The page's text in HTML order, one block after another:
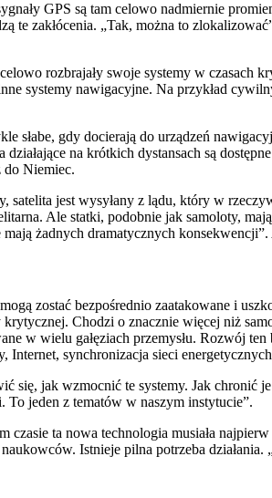
GPS są tam celowo nadmiernie
zakłócenia. „Tak, można to
rozbrajały swoje systemy w czasach
systemy nawigacyjne. Na przykład
słabe, gdy docierają do urządzeń
na krótkich dystansach są
do Niemiec.
satelita jest wysyłany z lądu, który w
Ale statki, podobnie jak samoloty,
żadnych dramatycznych
zostać bezpośrednio zaatakowane i
Chodzi o znacznie więcej niż
w wielu gałęziach przemysłu. Rozwój
synchronizacja sieci
się, jak wzmocnić te systemy. Jak
jeden z tematów w naszym instytucie”.
ta nowa technologia musiała
Istnieje pilna potrzeba działania.